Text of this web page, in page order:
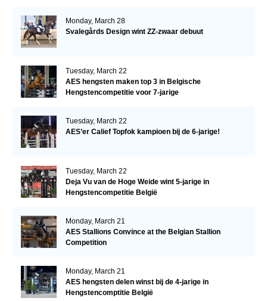
Monday, March 28
Svalegårds Design wint ZZ-zwaar debuut
Tuesday, March 22
AES hengsten maken top 3 in Belgische
Hengstencompetitie voor 7-jarige
Tuesday, March 22
AES’er Calief Topfok kampioen bij de 6-jarige!
Tuesday, March 22
Deja Vu van de Hoge Weide wint 5-jarige in
Hengstencompetitie België
Monday, March 21
AES Stallions Convince at the Belgian Stallion
Competition
Monday, March 21
AES hengsten delen winst bij de 4-jarige in
Hengstencomptitie België